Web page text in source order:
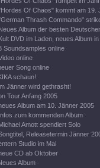
Of Chaos" kommt am 19.
Thrash Commando"
Album der besten
DVD im Laden, neues Album in
Soundsamples online
online
Song online
schaun!
Jänner wird gethrasht!
Tour Anfang 2005
Album am 10. Jänner 2005
zum kommenden Album
Amott spendiert Solo
Releasetermin Jänner
Studio im Mai
CD ab Oktober
Album